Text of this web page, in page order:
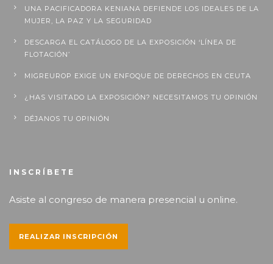
UNA PACIFICADORA KENIANA DEFIENDE LOS IDEALES DE LA
MUJER, LA PAZ Y LA SEGURIDAD
DESCARGA EL CATÁLOGO DE LA EXPOSICIÓN ‘LÍNEA DE
FLOTACIÓN’
MIGREUROP EXIGE UN ENFOQUE DE DERECHOS EN CEUTA
¿HAS VISITADO LA EXPOSICIÓN? NECESITAMOS TU OPINIÓN
DÉJANOS TU OPINIÓN
INSCRÍBETE
Asiste al congreso de manera presencial u online.
REALIZAR INSCRIPCIÓN